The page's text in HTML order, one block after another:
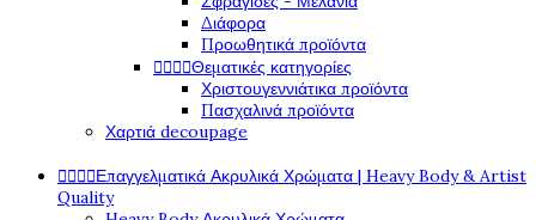
Διάφορα
Προωθητικά προϊόντα
Θεματικές κατηγορίες
Χριστουγεννιάτικα προϊόντα
Πασχαλινά προϊόντα
Χαρτιά decoupage
Επαγγελματικά Ακρυλικά Χρώματα | Heavy Body & Artist
Quality